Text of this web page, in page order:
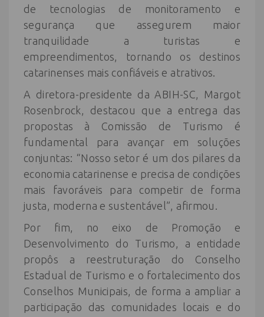
de tecnologias de monitoramento e
segurança que assegurem maior
tranquilidade a turistas e
empreendimentos, tornando os destinos
catarinenses mais confiáveis e atrativos.
A diretora-presidente da ABIH-SC, Margot
Rosenbrock, destacou que a entrega das
propostas à Comissão de Turismo é
fundamental para avançar em soluções
conjuntas: “Nosso setor é um dos pilares da
economia catarinense e precisa de condições
mais favoráveis para competir de forma
justa, moderna e sustentável”, afirmou.
Por fim, no eixo de Promoção e
Desenvolvimento do Turismo, a entidade
propôs a reestruturação do Conselho
Estadual de Turismo e o fortalecimento dos
Conselhos Municipais, de forma a ampliar a
participação das comunidades locais e do